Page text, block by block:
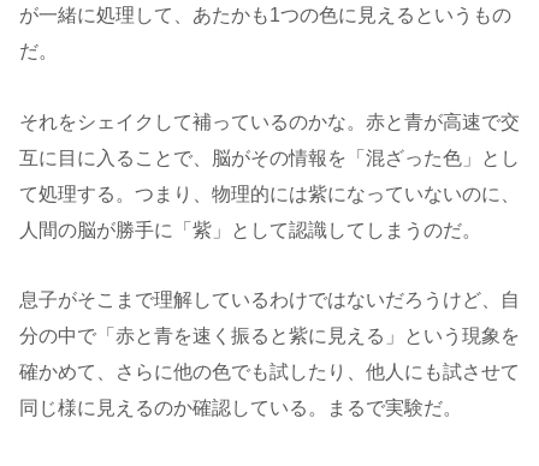
が一緒に処理して、あたかも1つの色に見えるというもの
だ。
それをシェイクして補っているのかな。赤と青が高速で交
互に目に入ることで、脳がその情報を「混ざった色」とし
て処理する。つまり、物理的には紫になっていないのに、
人間の脳が勝手に「紫」として認識してしまうのだ。
息子がそこまで理解しているわけではないだろうけど、自
分の中で「赤と青を速く振ると紫に見える」という現象を
確かめて、さらに他の色でも試したり、他人にも試させて
同じ様に見えるのか確認している。まるで実験だ。